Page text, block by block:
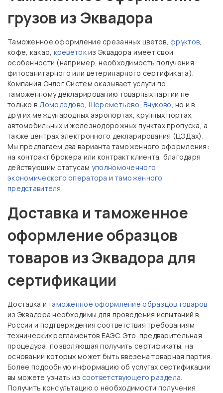
грузов из Эквадора
Таможенное оформление срезанных цветов, фруктов,
кофе, какао, креветокиз Эквадора имеет свои
особенности (например, необходимость получения
фитосанитарного или ветеринарного сертификата).
Компания Онлог Систем оказывает услуги по
таможенному декларированию товарных партий не
только в Домодедово, Шереметьево, Внуково, но и в
других международных аэропортах, крупных портах,
автомобильных и железнодорожных пунктах пропуска, а
также центрах электронного декларирования (ЦЭДах).
Мы предлагаем два варианта таможенного оформления:
на контракт брокера или контракт клиента, благодаря
действующим статусам уполномоченного
экономического оператора и таможенного
представителя.
Доставка и таможенное
оформление образцов
товаров из Эквадора для
сертификации
Доставка итаможенное оформление образцов товаров
из Эквадора необходимы для проведения испытаний в
России и подтверждения соответствия требованиям
технических регламентов ЕАЭС. Это предварительная
процедура, позволяющая получить сертификаты, на
основании которых может быть ввезена товарная партия.
Более подробную информацию об услугах сертификации
вы можете узнать из соответствующего раздела.
Получить консультацию о необходимости получения